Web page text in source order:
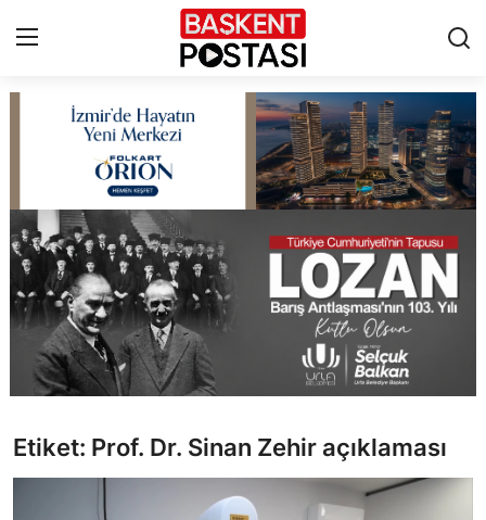
Çerez Politikası
Künye
Ankara
TBMM
Cumhurbaşkanlığı
Bakanlıklar
Etiket: Prof. Dr. Sinan Zehir açıklaması